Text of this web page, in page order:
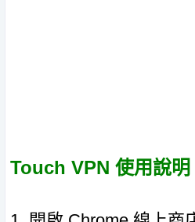
Touch VPN 使用說明